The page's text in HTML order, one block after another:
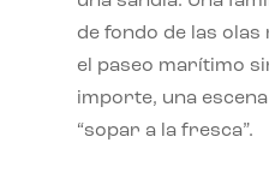
de fondo de las
el paseo marítimo
importe, una
“sopar a la fresca”.